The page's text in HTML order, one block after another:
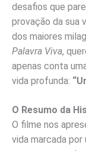
desafios que
provação da sua
dos maiores
Palavra Viva,
apenas conta
vida profunda:
O Resumo da
O filme nos
vida marcada por